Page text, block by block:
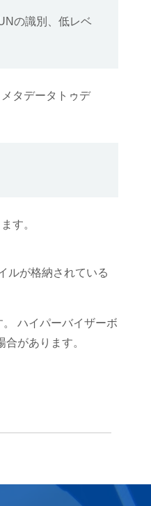
の識別、低レベ
タデータトゥデ
す。
ルが格納されている
ハイパーバイザーボ
があります。